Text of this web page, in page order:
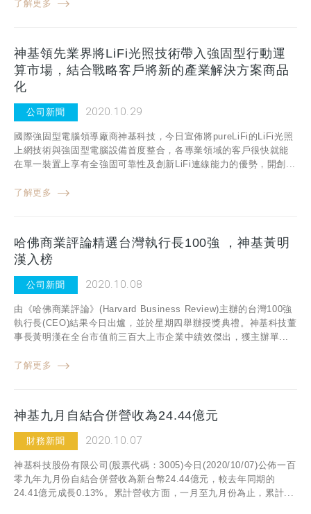
了解更多
神基領先業界將LiFi光照技術帶入強固型行動運
算市場，結合戰略客戶將新的產業解決方案商品
化
公司新聞 2020.10.29
國際強固型電腦領導廠商神基科技，今日宣佈將pureLiFi的LiFi光照
上網技術與強固型電腦設備首度整合，各專業領域的客戶很快就能
在單一裝置上享有全強固可靠性及創新LiFi連線能力的優勢，開創...
了解更多
哈佛商業評論精選台灣執行長100強 ，神基黃明
漢入榜
公司新聞 2020.10.08
由《哈佛商業評論》(Harvard Business Review)主辦的台灣100強
執行長(CEO)結果今日出爐，並於星期四舉辦授獎典禮。神基科技董
事長黃明漢在全台市值前三百大上市企業中績效傑出，獲主辦單...
了解更多
神基九月自結合併營收為24.44億元
財務新聞 2020.10.07
神基科技股份有限公司(股票代碼：3005)今日(2020/10/07)公佈一百
零九年九月份自結合併營收為新台幣24.44億元，較去年同期的
24.41億元成長0.13%。累計營收方面，一月至九月份為止，累計...